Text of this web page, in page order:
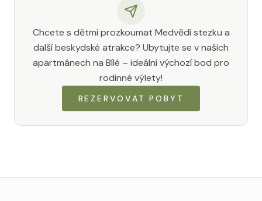
Chcete s dětmi prozkoumat Medvědí stezku a
další beskydské atrakce? Ubytujte se v našich
apartmánech na Bílé – ideální výchozí bod pro
rodinné výlety!
REZERVOVAT POBYT